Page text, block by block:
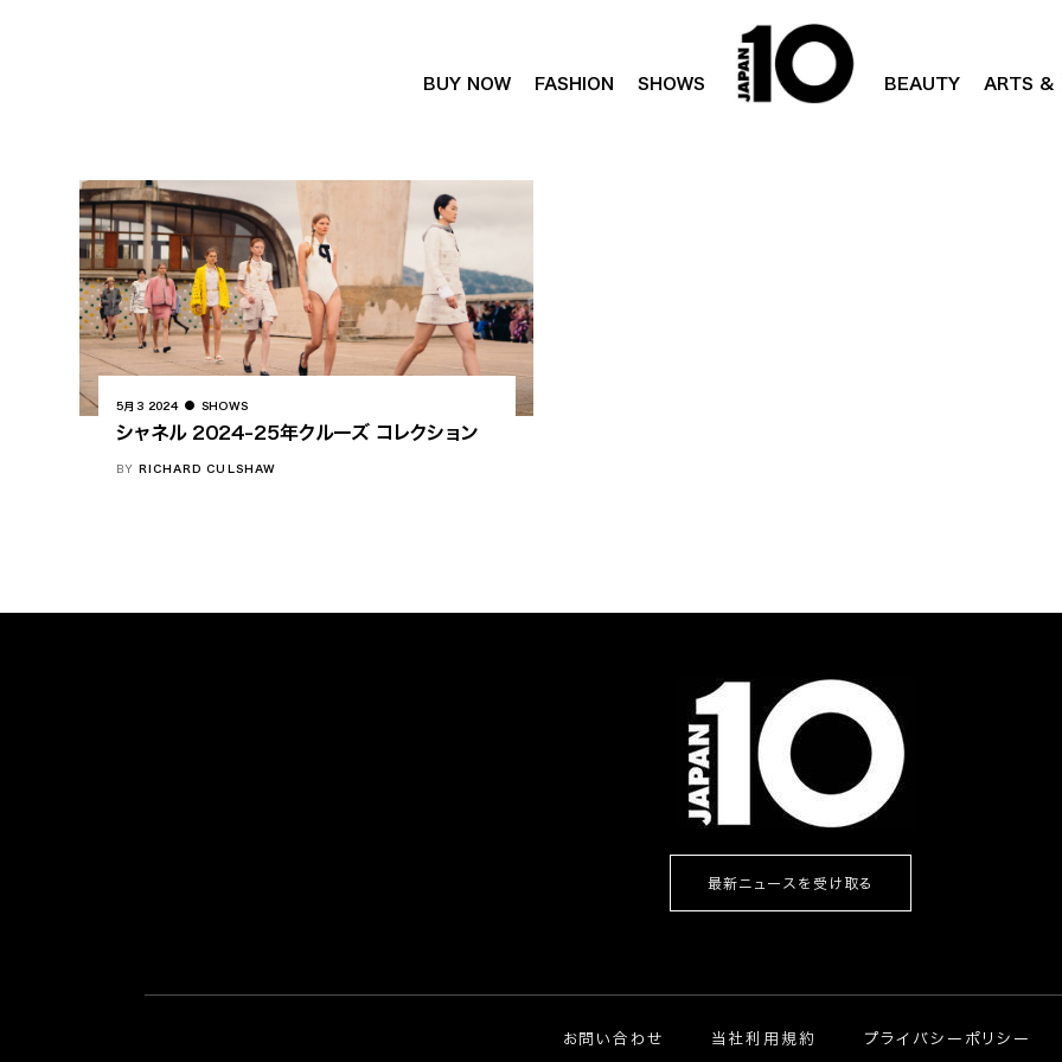
BUY NOW FASHION SHOWS BEAUTY ARTS &
5月 3 2024 SHOWS
シャネル 2024-25年クルーズ コレクション
BY RICHARD CULSHAW
最新ニュースを受け取る
お問い合わせ 当社利用規約 プライバシーポリシー